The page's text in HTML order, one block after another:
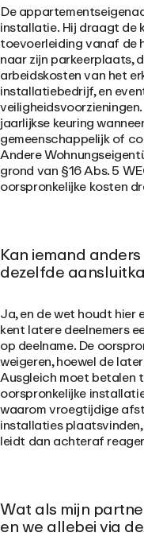
De
installatie. Hij draagt de
toevoerleiding vanaf de
naar zijn parkeerplaats,
arbeidskosten van het
installatiebedrijf, en
jaarlijkse keuring
gemeenschappelijk of
Andere
grond van §16 Abs. 5
oorspronkelijke kosten
Kan iemand
dezelfde
Ja, en de wet houdt hier
kent latere deelnemers
op deelname. De
weigeren, hoewel de
Ausgleich moet betalen
oorspronkelijke
waarom vroegtijdige
installaties
leidt dan achteraf
Wat als mijn
en we allebei via